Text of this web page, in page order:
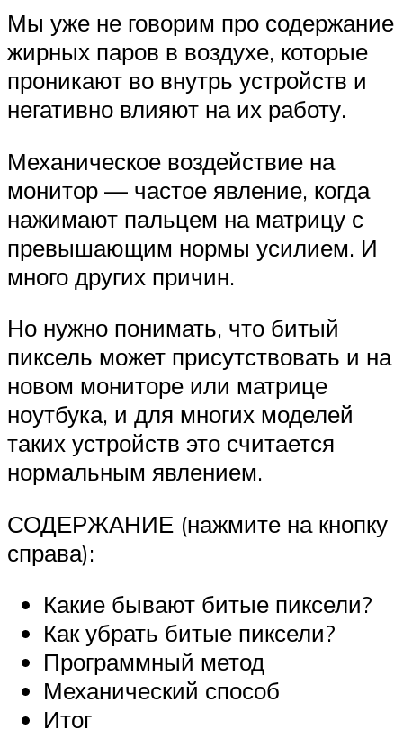
Мы уже не говорим про содержание
жирных паров в воздухе, которые
проникают во внутрь устройств и
негативно влияют на их работу.
Механическое воздействие на
монитор — частое явление, когда
нажимают пальцем на матрицу с
превышающим нормы усилием. И
много других причин.
Но нужно понимать, что битый
пиксель может присутствовать и на
новом мониторе или матрице
ноутбука, и для многих моделей
таких устройств это считается
нормальным явлением.
СОДЕРЖАНИЕ (нажмите на кнопку
справа):
Какие бывают битые пиксели?
Как убрать битые пиксели?
Программный метод
Механический способ
Итог